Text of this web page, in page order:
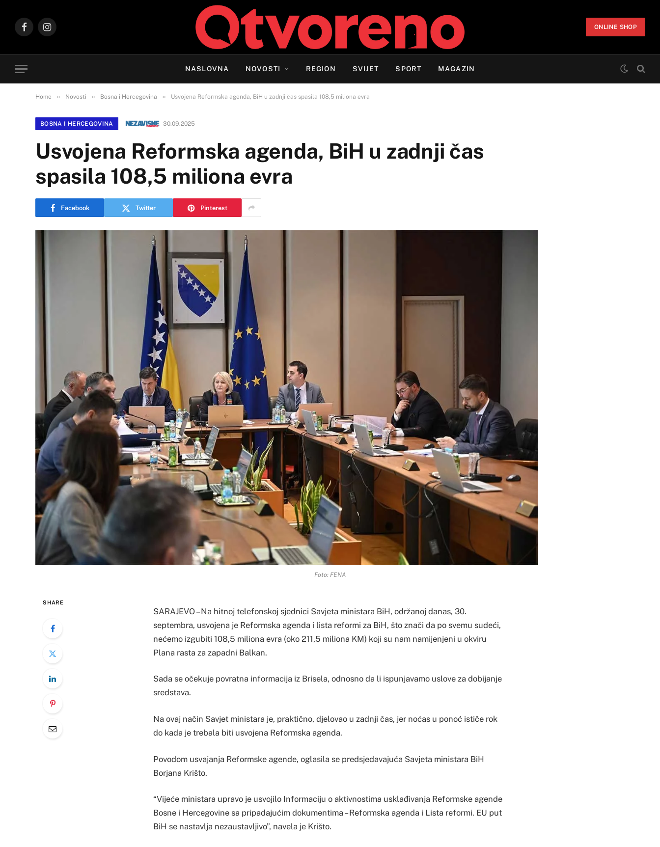
FacebookInstagram
ONLINE SHOP
NASLOVNA NOVOSTI REGION SVIJET SPORT MAGAZIN
Home » Novosti » Bosna i Hercegovina » Usvojena Reformska agenda, BiH u zadnji čas spasila 108,5 miliona evra
BOSNA I HERCEGOVINA 30.09.2025
Usvojena Reformska agenda, BiH u zadnji čas
spasila 108,5 miliona evra
Facebook Twitter Pinterest
Foto: FENA
SHARE
SARAJEVO – Na hitnoj telefonskoj sjednici Savjeta ministara BiH, održanoj danas, 30.
septembra, usvojena je Reformska agenda i lista reformi za BiH, što znači da po svemu sudeći,
nećemo izgubiti 108,5 miliona evra (oko 211,5 miliona KM) koji su nam namijenjeni u okviru
Plana rasta za zapadni Balkan.
Sada se očekuje povratna informacija iz Brisela, odnosno da li ispunjavamo uslove za dobijanje
sredstava.
Na ovaj način Savjet ministara je, praktično, djelovao u zadnji čas, jer noćas u ponoć ističe rok
do kada je trebala biti usvojena Reformska agenda.
Povodom usvajanja Reformske agende, oglasila se predsjedavajuća Savjeta ministara BiH
Borjana Krišto.
“Vijeće ministara upravo je usvojilo Informaciju o aktivnostima usklađivanja Reformske agende
Bosne i Hercegovine sa pripadajućim dokumentima – Reformska agenda i Lista reformi. EU put
BiH se nastavlja nezaustavljivo”, navela je Krišto.